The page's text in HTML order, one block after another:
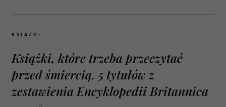
KSIĄŻKI
Książki, które trzeba przeczytać
przed śmiercią. 5 tytułów z
zestawienia Encyklopedii Britannica